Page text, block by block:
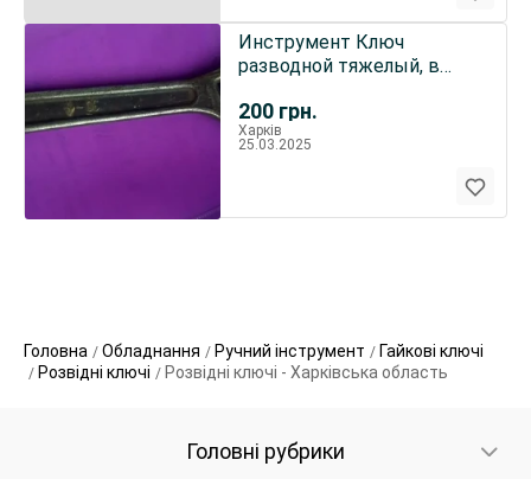
200 грн.
Инструмент Ключ
разводной тяжелый, в
состоянии, ссср
Харків
25.03.2025
Головна Обладнання Ручний інструмент
Гайкові ключі
Розвідні ключі
Розвідні ключі - Харківська область
Головні рубрики